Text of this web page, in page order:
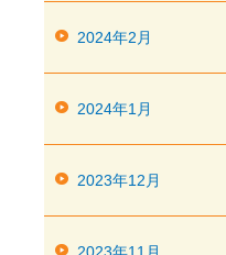
2024年2月
2024年1月
2023年12月